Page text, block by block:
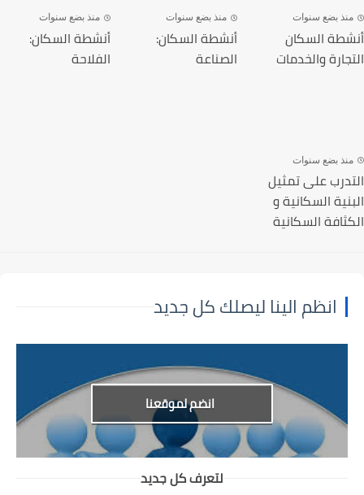
بضع سنوات
السكان
والخدمات
منذ بضع سنوات
أنشطة السكان:
الصناعة
منذ بضع سنوات
أنشطة السكان:
الفلاحة
بضع سنوات
على تمثيل
السكانية و
السكانية
انظم الينا ليصلك كل جديد
انضم لموقعنا
لتعرف كل جديد